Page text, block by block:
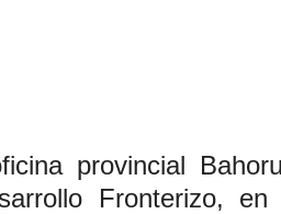
provincial
Fronterizo,